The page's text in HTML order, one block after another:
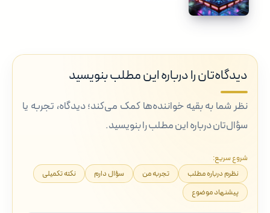
دیدگاه‌تان را درباره این مطلب بنویسید
نظر شما به بقیه خواننده‌ها کمک می‌کند؛ دیدگاه، تجربه یا
سؤال‌تان درباره این مطلب را بنویسید.
شروع سریع:
نظرم درباره مطلب
تجربه من سؤال دارم
نکته تکمیلی
پیشنهاد موضوع